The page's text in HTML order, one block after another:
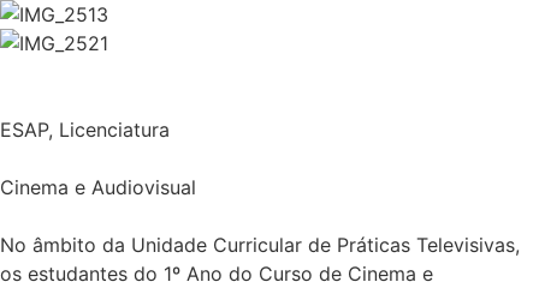
ESAP, Licenciatura
Cinema e Audiovisual
No âmbito da Unidade Curricular de Práticas Televisivas,
os estudantes do 1º Ano do Curso de Cinema e